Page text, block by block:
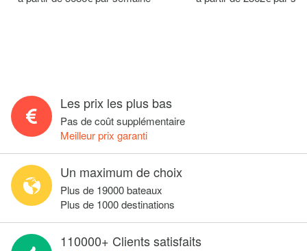
Les prix les plus bas
Pas de coût supplémentaire
Meilleur prix garanti
Un maximum de choix
Plus de 19000 bateaux
Plus de 1000 destinations
110000+ Clients satisfaits